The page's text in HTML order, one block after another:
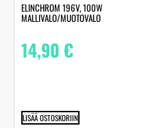
ELINCHROM 196V, 100W
MALLIVALO/MUOTOVALO
14,90€
LISÄÄ OSTOSKORIIN